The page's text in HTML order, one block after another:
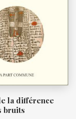
la différence
bruits